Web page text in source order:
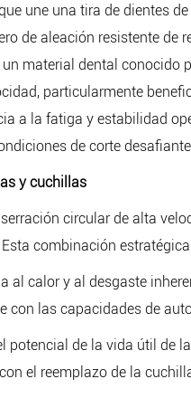
une una tira de dientes
de aleación resistente
material dental
particularmente
a la fatiga y estabilidad
de corte
y cuchillas
circular de alta
combinación
al calor y al desgaste
con las capacidades de
potencial de la vida útil de
el reemplazo de la